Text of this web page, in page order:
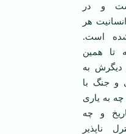
و در
هر
شده است.
تا همین
به
و جنگ با
به یاری
و چه
ناپذیر